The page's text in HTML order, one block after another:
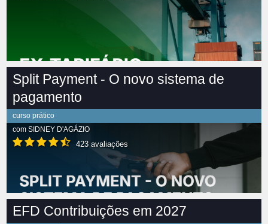
Split Payment - O novo sistema de
pagamento
curso prático
com SIDNEY D'AGÁZIO
423 avaliações
EFD Contribuições em 2027